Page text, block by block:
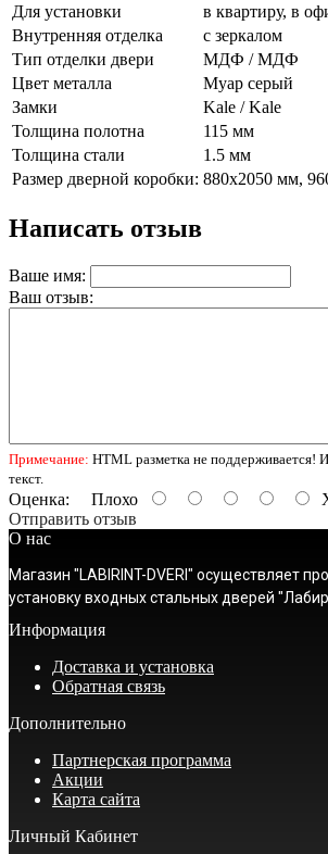
Для установки
в квартиру, в
Внутренняя отделка
с зеркалом
Тип отделки двери
МДФ / МДФ
Цвет металла
Муар серый
Замки
Kale / Kale
Толщина полотна
115 мм
Толщина стали
1.5 мм
Размер дверной коробки: 880х2050 мм,
Написать отзыв
Ваше имя:
Ваш отзыв:
Примечание: HTML разметка не поддерживается!
текст.
Оценка: Плохо
Отправить отзыв
О нас
Магазин "LABIRINT-DVERI" осуществляет
установку входных стальных дверей
Информация
Доставка и установка
Обратная связь
Дополнительно
Партнерская программа
Акции
Карта сайта
Личный Кабинет